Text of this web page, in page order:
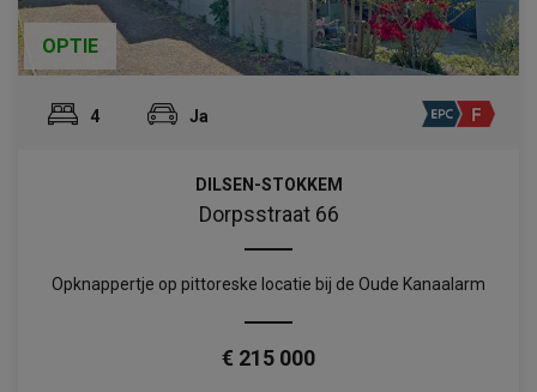
OPTIE
4 Ja
DILSEN-STOKKEM
Dorpsstraat 66
Opknappertje op pittoreske locatie bij de Oude Kanaalarm
€ 215 000